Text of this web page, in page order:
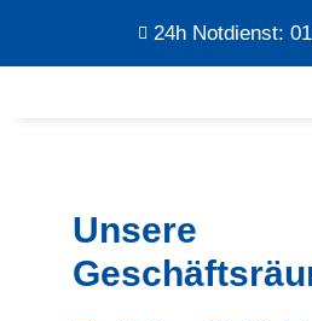
24h Notdienst:
Unsere